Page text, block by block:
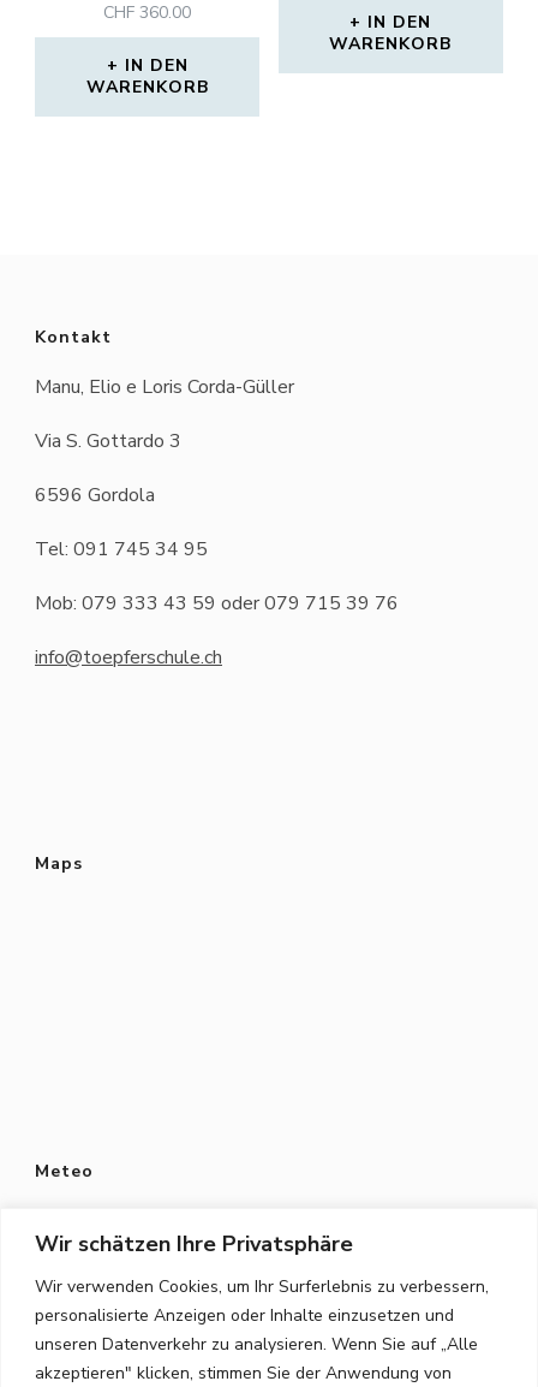
Wir schätzen Ihre Privatsphäre
Wir verwenden Cookies, um Ihr Surferlebnis zu verbessern,
personalisierte Anzeigen oder Inhalte einzusetzen und
unseren Datenverkehr zu analysieren. Wenn Sie auf „Alle
akzeptieren" klicken, stimmen Sie der Anwendung von
CHF 360.00
IN DEN
WARENKORB
IN DEN
WARENKORB
Kontakt
Manu, Elio e Loris Corda-Güller
Via S. Gottardo 3
6596 Gordola
Tel: 091 745 34 95
Mob: 079 333 43 59 oder 079 715 39 76
info@toepferschule.ch
Maps
Meteo
Datenschutz
Datenschutzerklärung